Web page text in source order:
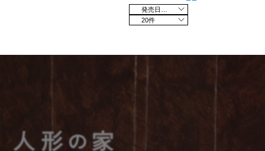
20件